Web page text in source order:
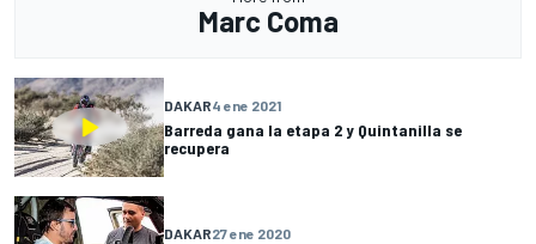
Marc Coma
DAKAR4 ene 2021
Barreda gana la etapa 2 y Quintanilla se
recupera
DAKAR27 ene 2020